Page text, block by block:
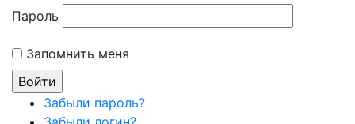
Пароль
Запомнить меня
Забыли пароль?